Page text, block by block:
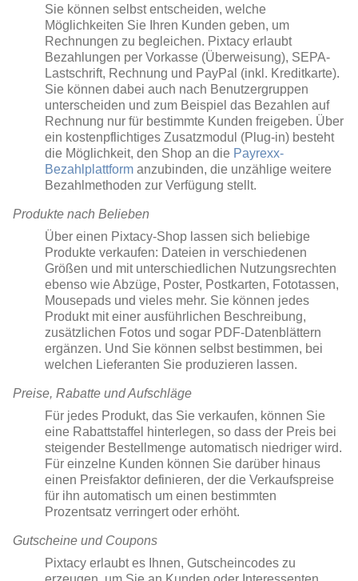
Sie können selbst entscheiden, welche
Möglichkeiten Sie Ihren Kunden geben, um
Rechnungen zu begleichen. Pixtacy erlaubt
Bezahlungen per Vorkasse (Überweisung), SEPA-
Lastschrift, Rechnung und PayPal (inkl. Kreditkarte).
Sie können dabei auch nach Benutzergruppen
unterscheiden und zum Beispiel das Bezahlen auf
Rechnung nur für bestimmte Kunden freigeben. Über
ein kostenpflichtiges Zusatzmodul (Plug-in) besteht
die Möglichkeit, den Shop an die Payrexx-
Bezahlplattform anzubinden, die unzählige weitere
Bezahlmethoden zur Verfügung stellt.
Produkte nach Belieben
Über einen Pixtacy-Shop lassen sich beliebige
Produkte verkaufen: Dateien in verschiedenen
Größen und mit unterschiedlichen Nutzungsrechten
ebenso wie Abzüge, Poster, Postkarten, Fototassen,
Mousepads und vieles mehr. Sie können jedes
Produkt mit einer ausführlichen Beschreibung,
zusätzlichen Fotos und sogar PDF-Datenblättern
ergänzen. Und Sie können selbst bestimmen, bei
welchen Lieferanten Sie produzieren lassen.
Preise, Rabatte und Aufschläge
Für jedes Produkt, das Sie verkaufen, können Sie
eine Rabattstaffel hinterlegen, so dass der Preis bei
steigender Bestellmenge automatisch niedriger wird.
Für einzelne Kunden können Sie darüber hinaus
einen Preisfaktor definieren, der die Verkaufspreise
für ihn automatisch um einen bestimmten
Prozentsatz verringert oder erhöht.
Gutscheine und Coupons
Pixtacy erlaubt es Ihnen, Gutscheincodes zu